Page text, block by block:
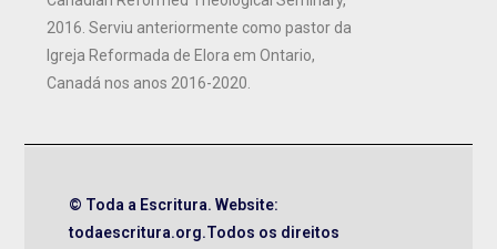
2016. Serviu anteriormente como pastor da
Igreja Reformada de Elora em Ontario,
Canadá nos anos 2016-2020.
© Toda a Escritura. Website:
todaescritura.org.Todos os direitos